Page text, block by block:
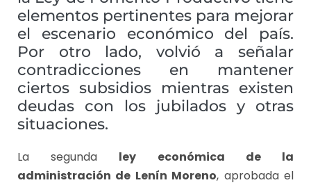
elementos pertinentes para mejorar
el escenario económico del país.
Por otro lado, volvió a señalar
contradicciones en mantener
ciertos subsidios mientras existen
deudas con los jubilados y otras
situaciones.
La segunda ley económica de la
administración de Lenín Moreno, aprobada el